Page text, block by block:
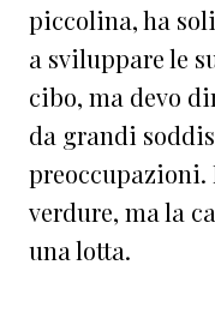
piccolina, ha
a sviluppare le
cibo, ma devo
da grandi
preoccupazioni.
verdure, ma la
una lotta.